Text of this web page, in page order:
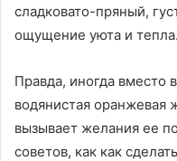
сладковато-пряный,
ощущение уюта и тепла.
Правда, иногда вместо
водянистая оранжевая
вызывает желания ее
советов, как как